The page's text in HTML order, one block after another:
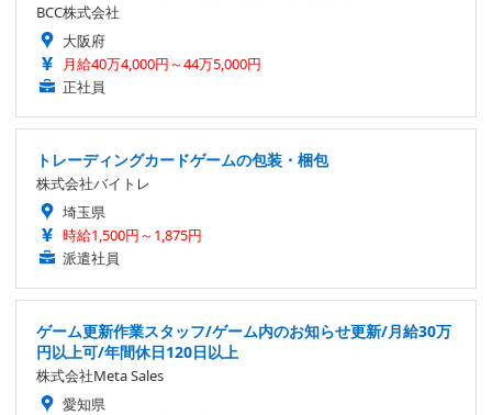
BCC株式会社
大阪府
月給40万4,000円～44万5,000円
正社員
トレーディングカードゲームの包装・梱包
株式会社バイトレ
埼玉県
時給1,500円～1,875円
派遣社員
ゲーム更新作業スタッフ/ゲーム内のお知らせ更新/月給30万
円以上可/年間休日120日以上
株式会社Meta Sales
愛知県